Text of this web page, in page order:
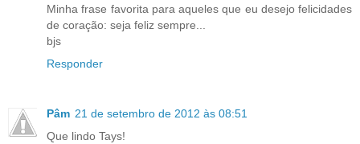
Minha frase favorita para aqueles que eu desejo felicidades
de coração: seja feliz sempre...
bjs
Responder
Pâm 21 de setembro de 2012 às 08:51
Que lindo Tays!